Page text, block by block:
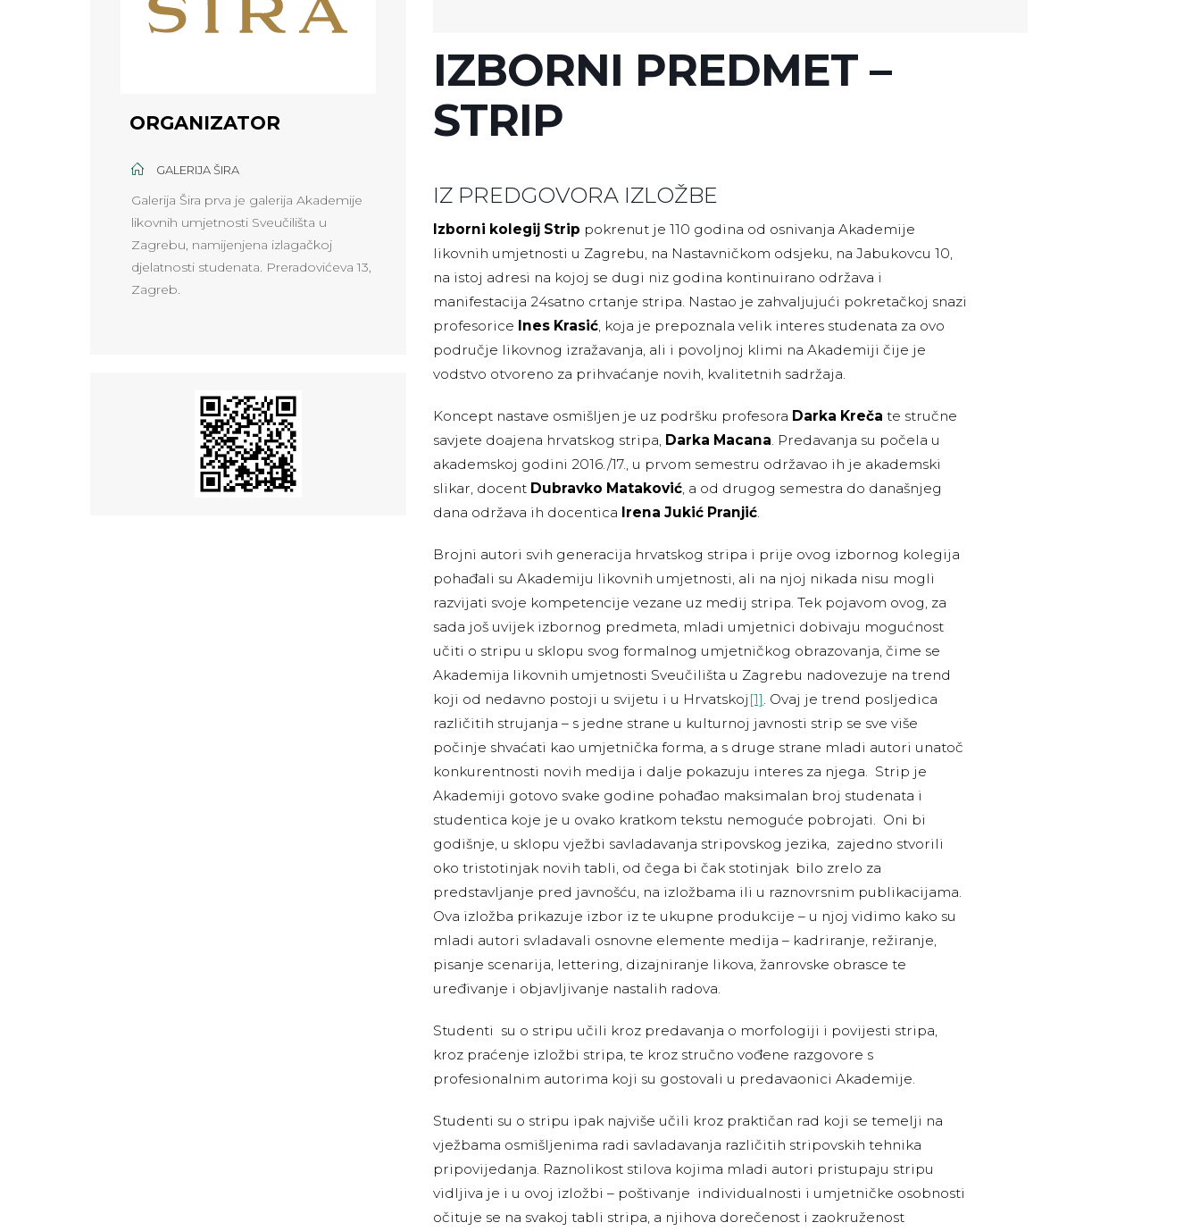
ORGANIZATOR
GALERIJA ŠIRA
Galerija Šira prva je galerija Akademije
likovnih umjetnosti Sveučilišta u
Zagrebu, namijenjena izlagačkoj
djelatnosti studenata. Preradovićeva 13,
Zagreb.
IZBORNI PREDMET –
STRIP
IZ PREDGOVORA IZLOŽBE
Izborni kolegij Strip pokrenut je 110 godina od osnivanja Akademije
likovnih umjetnosti u Zagrebu, na Nastavničkom odsjeku, na Jabukovcu 10,
na istoj adresi na kojoj se dugi niz godina kontinuirano održava i
manifestacija 24satno crtanje stripa. Nastao je zahvaljujući pokretačkoj snazi
profesorice Ines Krasić, koja je prepoznala velik interes studenata za ovo
područje likovnog izražavanja, ali i povoljnoj klimi na Akademiji čije je
vodstvo otvoreno za prihvaćanje novih, kvalitetnih sadržaja.
Koncept nastave osmišljen je uz podršku profesora Darka Kreča te stručne
savjete doajena hrvatskog stripa, Darka Macana . Predavanja su počela u
akademskoj godini 2016./17., u prvom semestru održavao ih je akademski
slikar, docent Dubravko Mataković, a od drugog semestra do današnjeg
dana održava ih docentica Irena Jukić Pranjić.
Brojni autori svih generacija hrvatskog stripa i prije ovog izbornog kolegija
pohađali su Akademiju likovnih umjetnosti, ali na njoj nikada nisu mogli
razvijati svoje kompetencije vezane uz medij stripa. Tek pojavom ovog, za
sada još uvijek izbornog predmeta, mladi umjetnici dobivaju mogućnost
učiti o stripu u sklopu svog formalnog umjetničkog obrazovanja, čime se
Akademija likovnih umjetnosti Sveučilišta u Zagrebu nadovezuje na trend
koji od nedavno postoji u svijetu i u Hrvatskoj [1] . Ovaj je trend posljedica
različitih strujanja – s jedne strane u kulturnoj javnosti strip se sve više
počinje shvaćati kao umjetnička forma, a s druge strane mladi autori unatoč
konkurentnosti novih medija i dalje pokazuju interes za njega. Strip je
Akademiji gotovo svake godine pohađao maksimalan broj studenata i
studentica koje je u ovako kratkom tekstu nemoguće pobrojati. Oni bi
godišnje, u sklopu vježbi savladavanja stripovskog jezika, zajedno stvorili
oko tristotinjak novih tabli, od čega bi čak stotinjak bilo zrelo za
predstavljanje pred javnošću, na izložbama ili u raznovrsnim publikacijama.
Ova izložba prikazuje izbor iz te ukupne produkcije – u njoj vidimo kako su
mladi autori svladavali osnovne elemente medija – kadriranje, režiranje,
pisanje scenarija, lettering, dizajniranje likova, žanrovske obrasce te
uređivanje i objavljivanje nastalih radova.
Studenti su o stripu učili kroz predavanja o morfologiji i povijesti stripa,
kroz praćenje izložbi stripa, te kroz stručno vođene razgovore s
profesionalnim autorima koji su gostovali u predavaonici Akademije.
Studenti su o stripu ipak najviše učili kroz praktičan rad koji se temelji na
vježbama osmišljenima radi savladavanja različitih stripovskih tehnika
pripovijedanja. Raznolikost stilova kojima mladi autori pristupaju stripu
vidljiva je i u ovoj izložbi – poštivanje individualnosti i umjetničke osobnosti
očituje se na svakoj tabli stripa, a njihova dorečenost i zaokruženost